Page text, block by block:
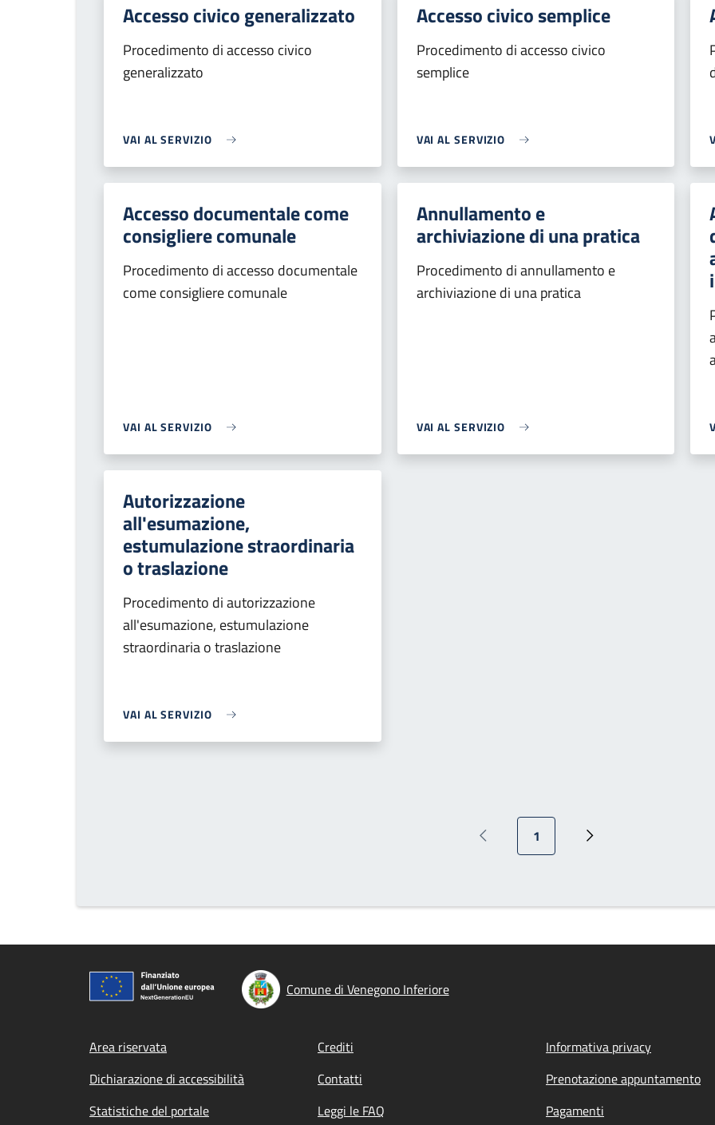
Accesso civico generalizzato
Procedimento di accesso civico
generalizzato
VAI AL SERVIZIO
Accesso civico semplice
Procedimento di accesso civico
semplice
VAI AL SERVIZIO
Accesso documentale come
consigliere comunale
Procedimento di accesso documentale
come consigliere comunale
VAI AL SERVIZIO
Annullamento e
archiviazione di una pratica
Procedimento di annullamento e
archiviazione di una pratica
VAI AL SERVIZIO
Autorizzazione
all'esumazione,
estumulazione straordinaria
o traslazione
Procedimento di autorizzazione
all'esumazione, estumulazione
straordinaria o traslazione
VAI AL SERVIZIO
Pagina precedente
Pagina attuale
1
Prossima pagina
Comune di Venegono Inferiore
Footer menu
Area riservata Crediti Informativa privacy
Dichiarazione di accessibilità
Contatti Prenotazione appuntamento
Statistiche del portale
Leggi le FAQ Pagamenti